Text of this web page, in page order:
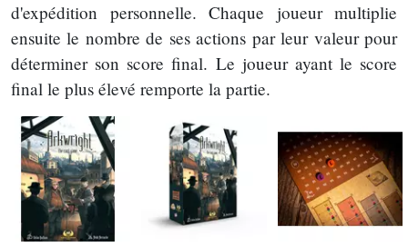
d'expédition personnelle. Chaque joueur multiplie
ensuite le nombre de ses actions par leur valeur pour
déterminer son score final. Le joueur ayant le score
final le plus élevé remporte la partie.